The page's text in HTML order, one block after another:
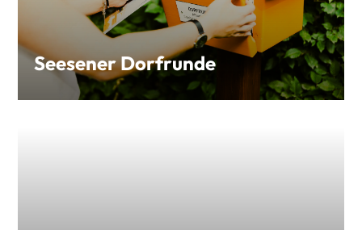
Seesener Dorfrunde